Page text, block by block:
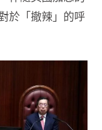
於「撤辣」的呼